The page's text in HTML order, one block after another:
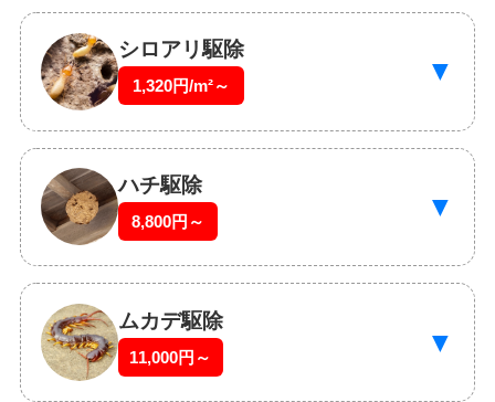
シロアリ駆除
1,320円/m²～ ▼
ハチ駆除
8,800円～ ▼
ムカデ駆除
11,000円～ ▼